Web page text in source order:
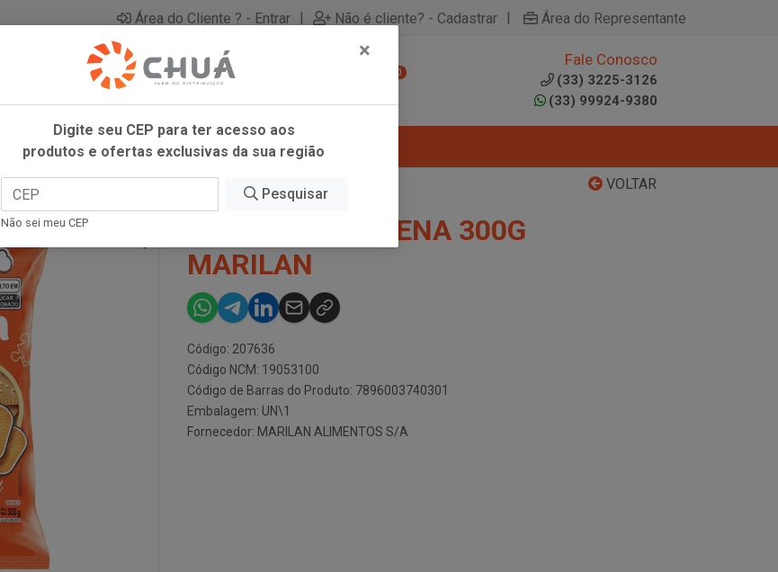
Área do Cliente ? - Entrar | Não é cliente? - Cadastrar | Área do Representante
0
Fale Conosco
(33) 3225-3126
(33) 99924-9380
VOLTAR
BISC MINI MAIZENA 300G
MARILAN
Código: 207636
Código NCM: 19053100
Código de Barras do Produto: 7896003740301
Embalagem: UN\1
Fornecedor: MARILAN ALIMENTOS S/A
×
Digite seu CEP para ter acesso aos
produtos e ofertas exclusivas da sua região
Pesquisar
Não sei meu CEP